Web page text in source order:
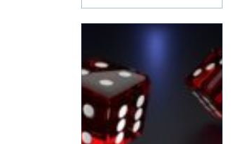
handlar det om att knyta
teknik och distribution.
D&ari...